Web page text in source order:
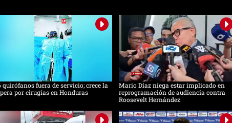
quirófanos fuera de servicio; crece la
por cirugías en Honduras
Mario Díaz niega estar implicado en
reprogramación de audiencia contra
Roosevelt Hernández